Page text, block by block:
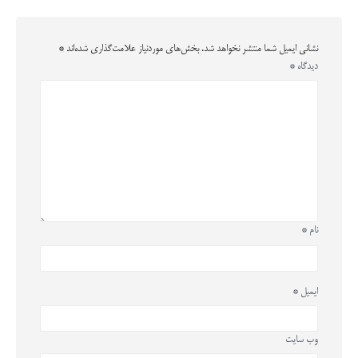
نشانی ایمیل شما منتشر نخواهد شد. بخش‌های موردنیاز علامت‌گذاری شده‌اند *
دیدگاه *
نام *
ایمیل *
وب‌ سایت